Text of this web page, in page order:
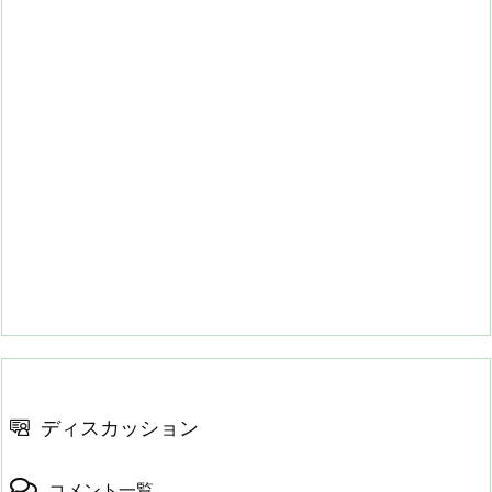
ディスカッション